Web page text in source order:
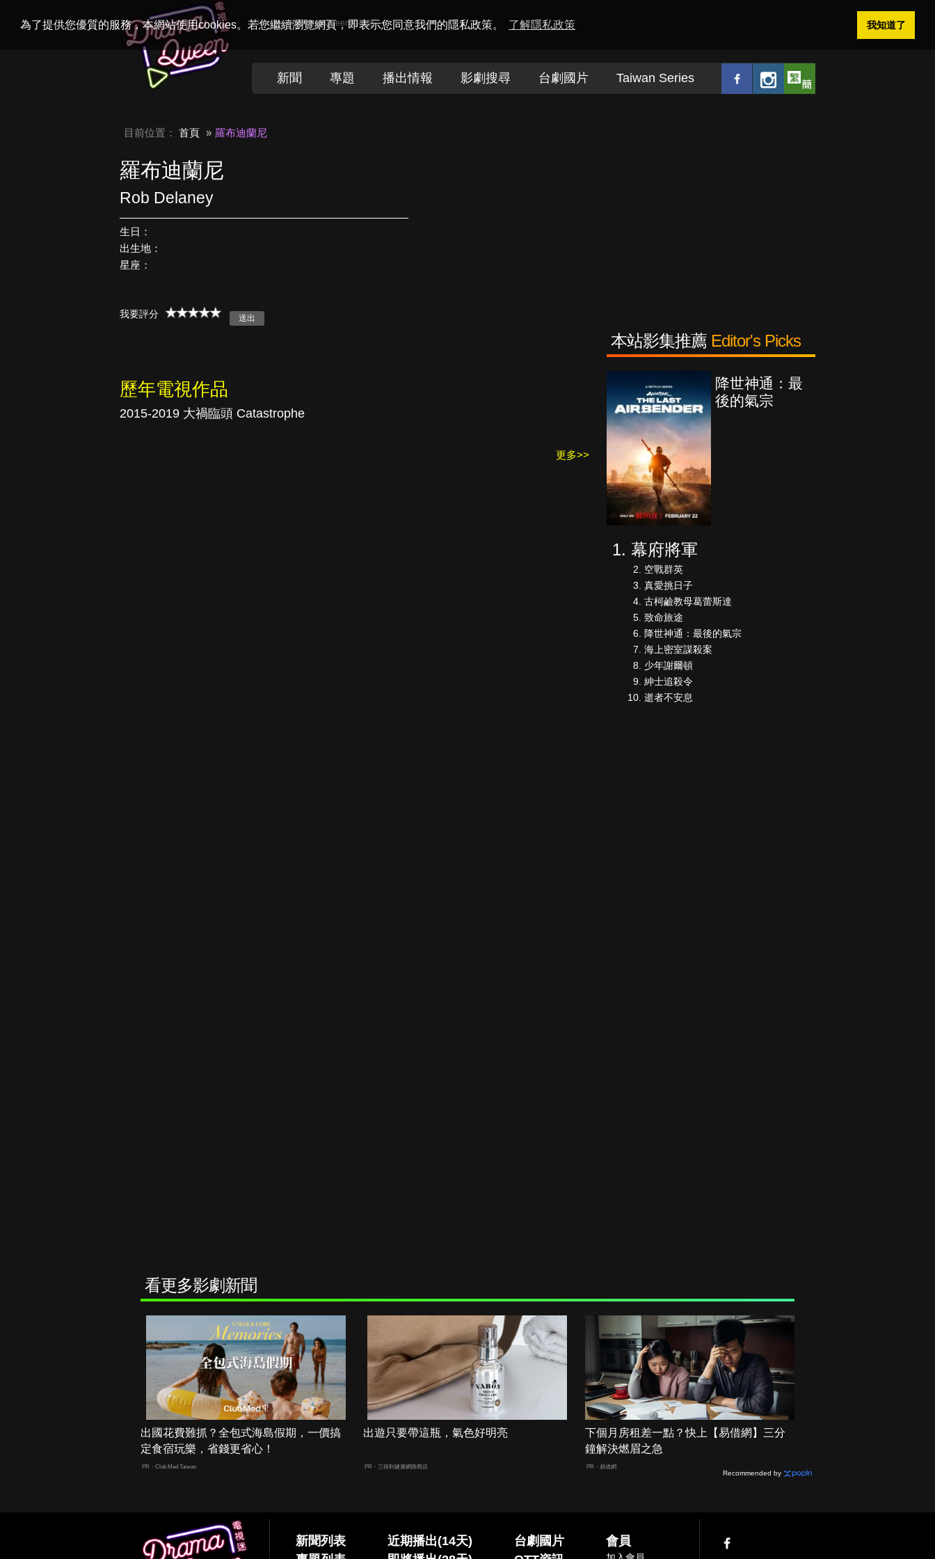
為了提供您優質的服務，本網站使用cookies。若您繼續瀏覽網頁，即表示您同意我們的隱私政策。 了解隱私政策 我知道了
Welcome toDramaQueen電視迷
新聞 專題 播出情報 影劇搜尋 台劇國片 Taiwan Series
目前位置： 首頁 羅布迪蘭尼
羅布迪蘭尼
Rob Delaney
生日：
出生地：
星座：
我要評分
歷年電視作品
2015-2019 大禍臨頭 Catastrophe
更多>>
本站影集推薦 Editor's Picks
真愛挑日子
降世神通：最
後的氣宗
幕府將軍
空戰群英
真愛挑日子
古柯鹼教母葛蕾斯達
致命旅途
降世神通：最後的氣宗
海上密室謀殺案
少年謝爾頓
紳士追殺令
逝者不安息
看更多影劇新聞
出國花費難抓？全包式海島假期，一價搞
定食宿玩樂，省錢更省心！
PR・Club Med Taiwan
出遊只要帶這瓶，氣色好明亮
PR・三得利健康網路商店
下個月房租差一點？快上【易借網】三分
鐘解決燃眉之急
PR・易借網
Recommended by
新聞列表
近期播出(14天)
台劇國片
會員